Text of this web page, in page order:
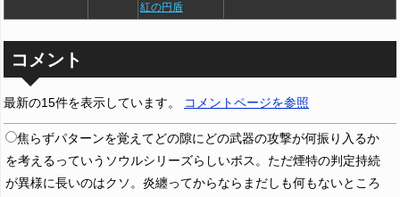
紅の円盾
コメント
最新の15件を表示しています。 コメントページを参照
焦らずパターンを覚えてどの隙にどの武器の攻撃が何振り入るか
を考えるっていうソウルシリーズらしいボス。ただ煙特の判定持続
が異様に長いのはクソ。炎纏ってからならまだしも何もないところ